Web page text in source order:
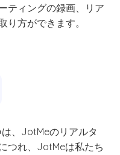
ティングの録画、リア
り方ができます。
、JotMeのリアルタ
つれ、JotMeは私たち